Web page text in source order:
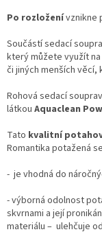
Po rozloženívznikne
Součástí sedací
který můžete využít
či jiných menších
Rohová sedací
látkou Aquaclean
Tato kvalitní
Romantika potažená
- je vhodná do
- výborná odolnost
skvrnami a její
materiálu – ulehčuje